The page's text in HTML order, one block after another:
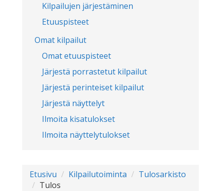
Kilpailujen järjestäminen
Etuuspisteet
Omat kilpailut
Omat etuuspisteet
Järjestä porrastetut kilpailut
Järjestä perinteiset kilpailut
Järjestä näyttelyt
Ilmoita kisatulokset
Ilmoita näyttelytulokset
Etusivu Kilpailutoiminta
Tulosarkisto
Tulos